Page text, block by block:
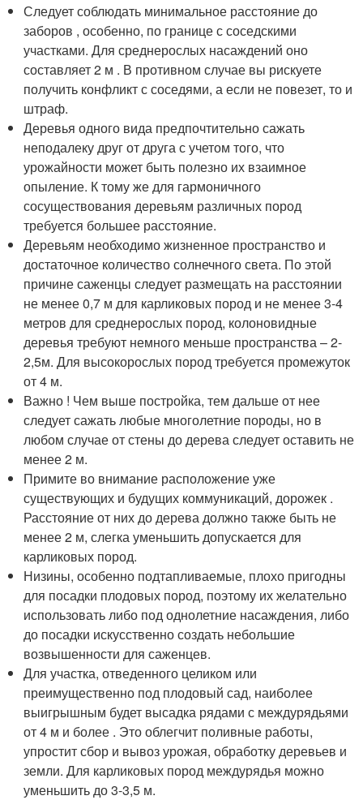
Следует соблюдать минимальное расстояние до
заборов , особенно, по границе с соседскими
участками. Для среднерослых насаждений оно
составляет 2 м . В противном случае вы рискуете
получить конфликт с соседями, а если не повезет, то и
штраф.
Деревья одного вида предпочтительно сажать
неподалеку друг от друга с учетом того, что
урожайности может быть полезно их взаимное
опыление. К тому же для гармоничного
сосуществования деревьям различных пород
требуется большее расстояние.
Деревьям необходимо жизненное пространство и
достаточное количество солнечного света. По этой
причине саженцы следует размещать на расстоянии
не менее 0,7 м для карликовых пород и не менее 3-4
метров для среднерослых пород, колоновидные
деревья требуют немного меньше пространства – 2-
2,5м. Для высокорослых пород требуется промежуток
от 4 м.
Важно ! Чем выше постройка, тем дальше от нее
следует сажать любые многолетние породы, но в
любом случае от стены до дерева следует оставить не
менее 2 м.
Примите во внимание расположение уже
существующих и будущих коммуникаций, дорожек .
Расстояние от них до дерева должно также быть не
менее 2 м, слегка уменьшить допускается для
карликовых пород.
Низины, особенно подтапливаемые, плохо пригодны
для посадки плодовых пород, поэтому их желательно
использовать либо под однолетние насаждения, либо
до посадки искусственно создать небольшие
возвышенности для саженцев.
Для участка, отведенного целиком или
преимущественно под плодовый сад, наиболее
выигрышным будет высадка рядами с междурядьями
от 4 м и более . Это облегчит поливные работы,
упростит сбор и вывоз урожая, обработку деревьев и
земли. Для карликовых пород междурядья можно
уменьшить до 3-3,5 м.